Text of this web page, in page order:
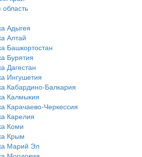
область
Адыгея
Алтай
Башкортостан
Бурятия
Дагестан
Ингушетия
Кабардино-Балкария
Калмыкия
Карачаево-Черкессия
Карелия
Коми
Крым
Марий Эл